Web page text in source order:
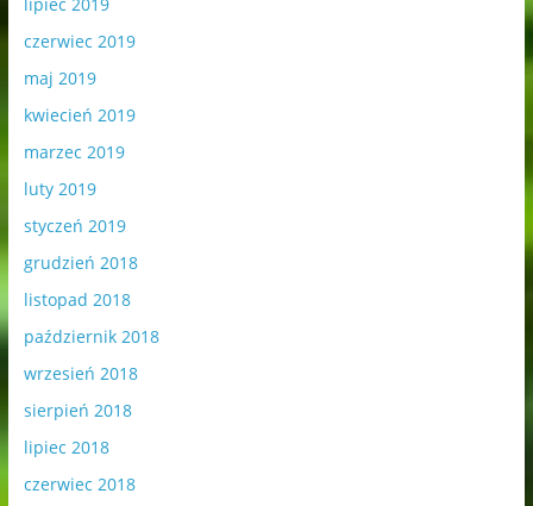
czerwiec 2019
maj 2019
kwiecień 2019
marzec 2019
luty 2019
styczeń 2019
grudzień 2018
listopad 2018
październik 2018
wrzesień 2018
sierpień 2018
lipiec 2018
czerwiec 2018